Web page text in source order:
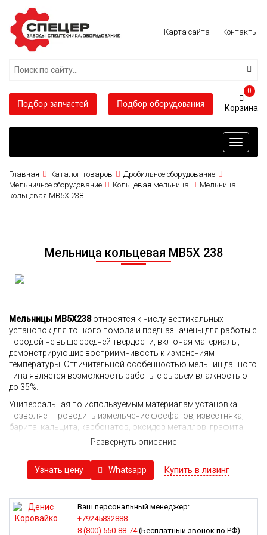
Карта сайта Контакты
Подбор запчастей Подбор оборудования
0
Toggle
Главная Каталог товаров
Дробильное оборудование
Мельничное оборудование
Кольцевая мельница
Мельница
кольцевая MB5X 238
Мельница кольцевая MB5X 238
Мельницы MB5X238относятся к числу вертикальных
установок для тонкого помола и предназначены для работы с
породой не выше средней твердости, включая материалы,
демонстрирующие восприимчивость к изменениям
температуры. Отличительной особенностью мельниц данного
типа является возможность работы с сырьем влажностью
до 35%.
Универсальная по используемым материалам установка
позволяет проводить измельчение фосфатов, известняка,
барита, кальцита, карбонатов, оксидов металлов, графита,
бокситов, гипсов и другого сырья, востребованного в
химической, металлургической отрасли, при производстве
стройматериалов.
В цепочках дробления маятниковые мельницы MB5X238
щековыми или молотковыми дробилками проводится
первичное разрушение породы с ее приведением к
необходимому гранулометрическому составу. Конструкция
Развернуть описание
Узнать цену Whatsapp Купить в лизинг
Ваш персональный менеджер:
+79245832888
8 (800) 550-88-74(Бесплатный звонок по РФ)